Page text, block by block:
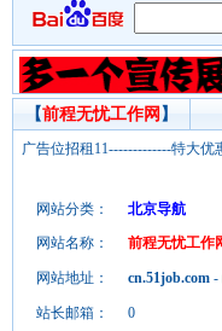
【前程无忧工作网 】
广告位招租11-------------特大
网站分类：
北京导航
网站名称：
前程无忧工作
网站地址： cn.51job.com -
站长邮箱： 0